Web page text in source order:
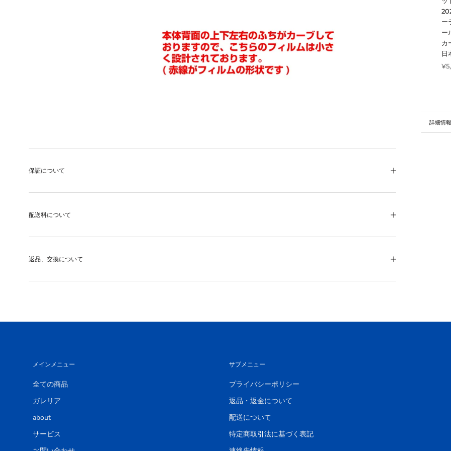
ー
ー
カ
日
詳細情報
画像を
保証について
配送料について
返品、交換について
メインメニュー
全ての商品
ガレリア
about
サービス
サブメニュー
プライバシーポリシー
返品・返金について
配送について
特定商取引法に基づく表記